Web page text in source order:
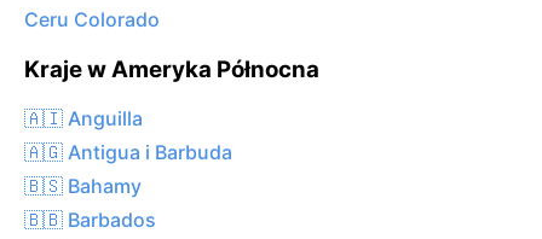
Ceru Colorado
Kraje w Ameryka Północna
🇦🇮 Anguilla
🇦🇬 Antigua i Barbuda
🇧🇸 Bahamy
🇧🇧 Barbados